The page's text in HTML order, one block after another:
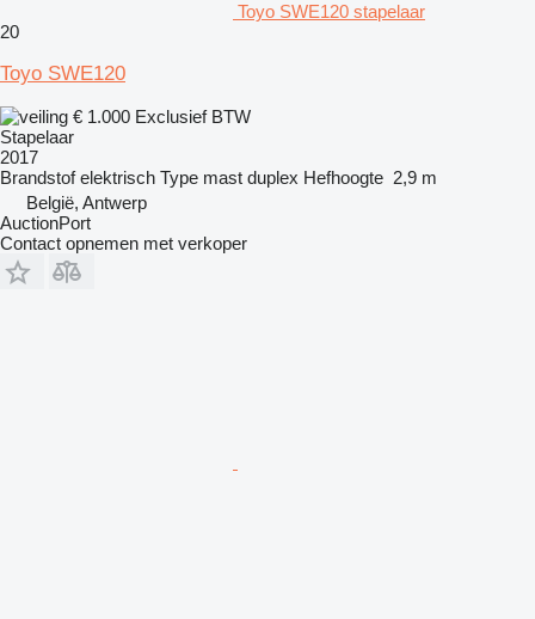
Toyo SWE120 stapelaar
20
Toyo SWE120
€ 1.000 Exclusief BTW
Stapelaar
2017
Brandstof elektrisch Type mast duplex Hefhoogte 2,9 m
België, Antwerp
AuctionPort
Contact opnemen met verkoper